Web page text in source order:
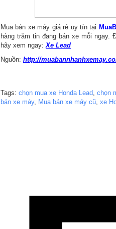
Mua bán xe máy giá rẻ uy tín tại
hàng trăm tin đang bán xe mỗi
hãy xem ngay: Xe Lead
Nguồn: http://
Tags: chọn mua xe Honda Lead chọn
bán xe máy, Mua bán xe máy cũ xe